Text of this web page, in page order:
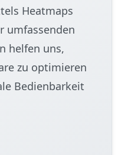
Heatmaps
umfassenden
helfen uns,
zu optimieren
Bedienbarkeit